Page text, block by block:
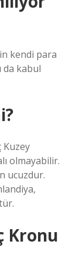
kendi para
da kabul
Kuzey
olmayabilir.
ucuzdur.
Kronu